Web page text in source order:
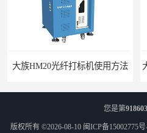
大族HM20光纤打标机使用方法
您是第918603
版权所有 ©2026-08-10 闽ICP备15002775号